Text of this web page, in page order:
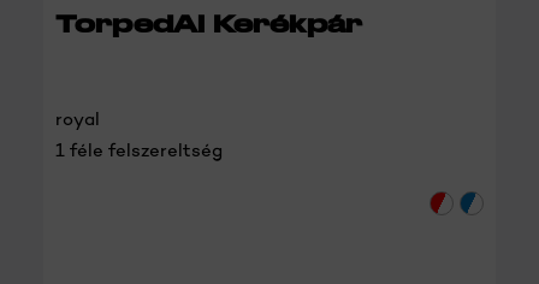
RÉSZLETEK
TorpedAl Kerékpár
royal
1 féle felszereltség